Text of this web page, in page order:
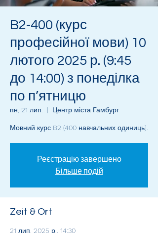
B2-400 (курс
професійної мови) 10
лютого 2025 р. (9:45
до 14:00) з понеділка
по п’ятницю
пн, 21 лип.
  |
Центр міста Гамбург
Мовний курс B2 (400 навчальних одиниць).
Реєстрацію завершено
Більше подій
Zeit & Ort
21 лип. 2025 р., 14:30